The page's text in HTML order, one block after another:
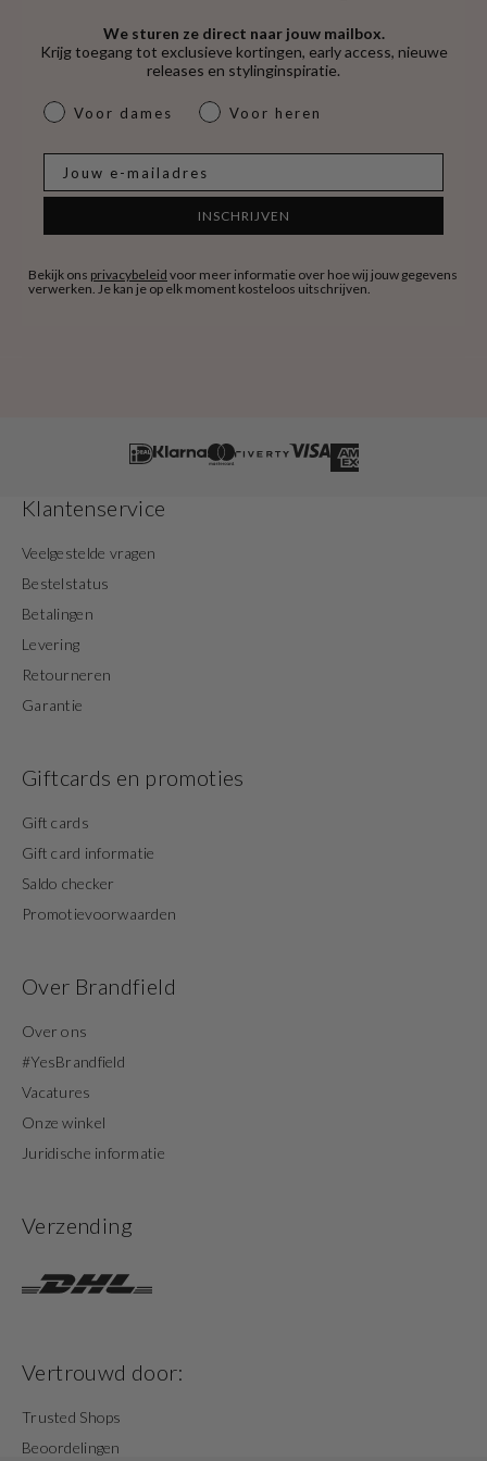
We sturen ze direct naar jouw mailbox.
Krijg toegang tot exclusieve kortingen, early access, nieuwe
releases en stylinginspiratie.
dames & heren
Voor dames Voor heren
INSCHRIJVEN
Bekijk ons privacybeleid voor meer informatie over hoe wij jouw gegevens
verwerken. Je kan je op elk moment kosteloos uitschrijven.
Klantenservice
Veelgestelde vragen
Bestelstatus
Betalingen
Levering
Retourneren
Garantie
Giftcards en promoties
Gift cards
Gift card informatie
Saldo checker
Promotievoorwaarden
Over Brandfield
Over ons
#YesBrandfield
Vacatures
Onze winkel
Juridische informatie
Verzending
Vertrouwd door:
Trusted Shops
Beoordelingen